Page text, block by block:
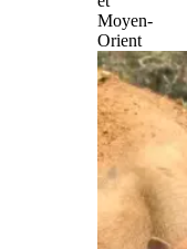
Moyen-
Orient